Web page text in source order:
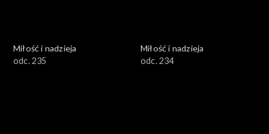
Miłość i nadzieja
odc. 235
Miłość i nadzieja
odc. 234